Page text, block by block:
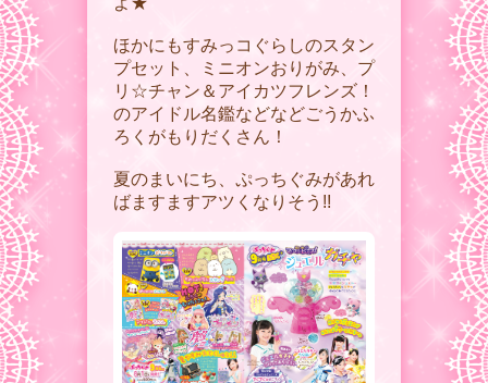
ほかにもすみっコぐらしのスタン
プセット、ミニオンおりがみ、プ
リ☆チャン＆アイカツフレンズ！
のアイドル名鑑などなどごうかふ
ろくがもりだくさん！
夏のまいにち、ぷっちぐみがあれ
ばますますアツくなりそう!!